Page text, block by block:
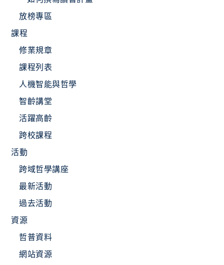
放榜專區
課程
修業規章
課程列表
人機智能與哲學
智齡講堂
活躍高齡
跨校課程
活動
跨域哲學講座
最新活動
過去活動
資源
哲普資料
網站資源